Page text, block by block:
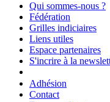
Qui sommes-nous ?
Fédération
Grilles indiciaires
Liens utiles
Espace partenaires
S'incrire à la
Adhésion
Contact